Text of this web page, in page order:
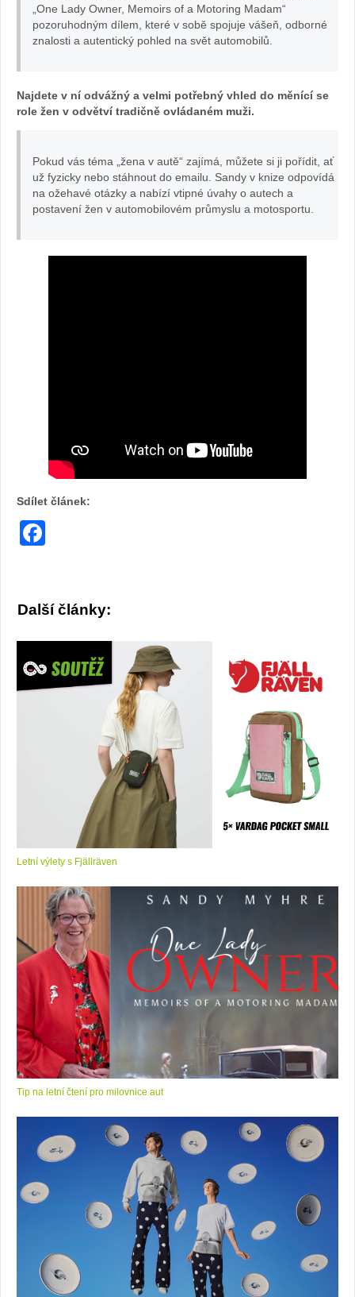
„One Lady Owner, Memoirs of a Motoring Madam“
pozoruhodným dílem, které v sobě spojuje vášeň, odborné
znalosti a autentický pohled na svět automobilů.
Najdete v ní odvážný a velmi potřebný vhled do měnící se
role žen v odvětví tradičně ovládaném muži.
Pokud vás téma „žena v autě“ zajímá, můžete si ji pořídit, ať
už fyzicky nebo stáhnout do emailu. Sandy v knize odpovídá
na ožehavé otázky a nabízí vtipné úvahy o autech a
postavení žen v automobilovém průmyslu a motosportu.
Sdílet článek:
Další články:
Letní výlety s Fjällräven
Tip na letní čtení pro milovnice aut